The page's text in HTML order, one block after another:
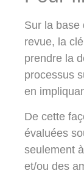
Sur la base
revue, la
prendre la
processus
en
De cette
évaluées
seulement
et/ou des